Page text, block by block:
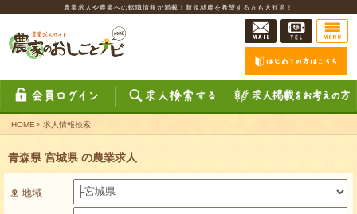
農業求人や農業への転職情報が満載！新規就農を希望する方も大歓迎！
HOME> 求人情報検索
青森県 宮城県 の農業求人
地域